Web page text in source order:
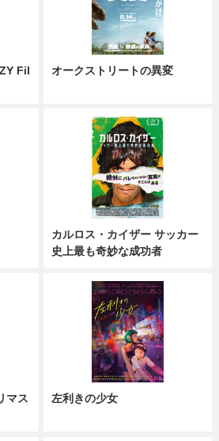
Fil
オークストリートの異変
カルロス・カイザー サッカー
史上最も奇妙な成功者
マス
左利きの少女